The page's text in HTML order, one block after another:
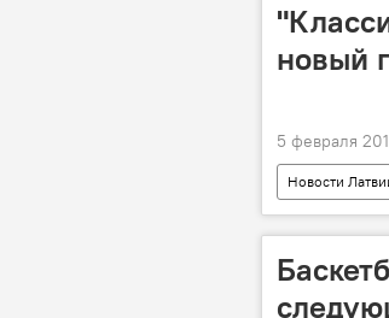
новый
5 февраля
Новости